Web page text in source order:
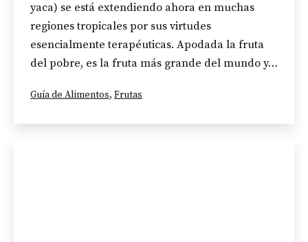
yaca) se está extendiendo ahora en muchas
regiones tropicales por sus virtudes
esencialmente terapéuticas. Apodada la fruta
del pobre, es la fruta más grande del mundo y…
Categorizado
Guía de Alimentos, Frutas